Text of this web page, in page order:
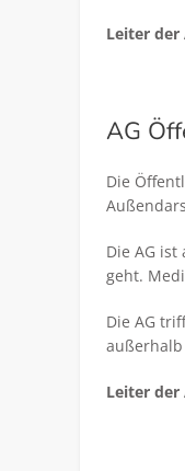
Leiter der
AG
Die
Die AG
geht.
Die AG
außerhalb
Leiter der